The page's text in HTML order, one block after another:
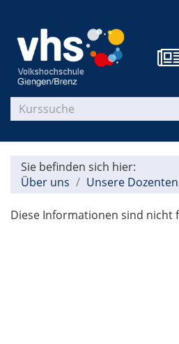
Sie befinden sich hier:
Über uns
Unsere Dozenten
Diese Informationen sind nicht